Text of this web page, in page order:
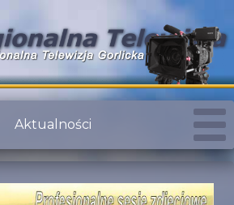
Aktualności